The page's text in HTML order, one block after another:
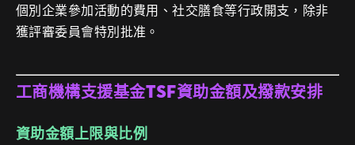
個別企業參加活動的費用、社交膳食等行政開支，除非
獲評審委員會特別批准。
工商機構支援基金TSF資助金額及撥款安排
資助金額上限與比例